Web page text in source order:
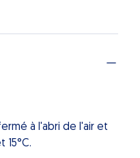
à l'abri de l'air et
15°C.